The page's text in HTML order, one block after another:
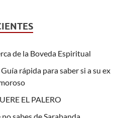
de la Boveda Espiritual
Guía rápida para saber si a su ex
EL PALERO
no sabes de Sarabanda